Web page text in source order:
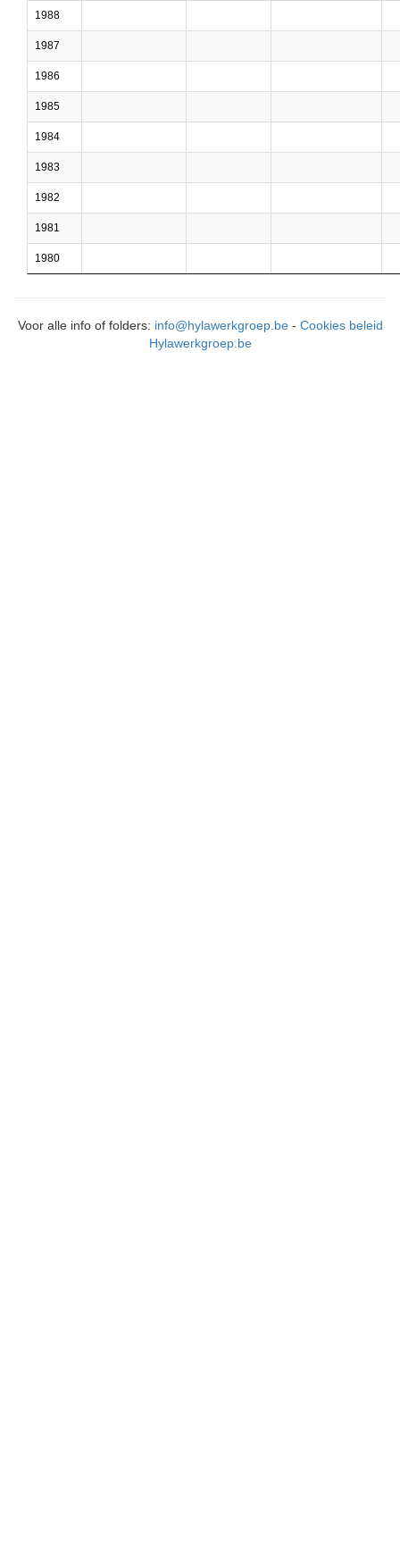
1988
1987
1986
1985
1984
1983
1982
1981
1980
Voor alle info of folders: info@hylawerkgroep.be- Cookies beleid
Hylawerkgroep.be